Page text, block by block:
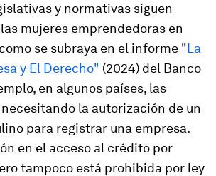
y normativas siguen
mujeres emprendedoras en
se subraya en el informe "La
y El Derecho" (2024) del Banco
en algunos países, las
la autorización de un
para registrar una empresa.
en el acceso al crédito por
tampoco está prohibida por ley